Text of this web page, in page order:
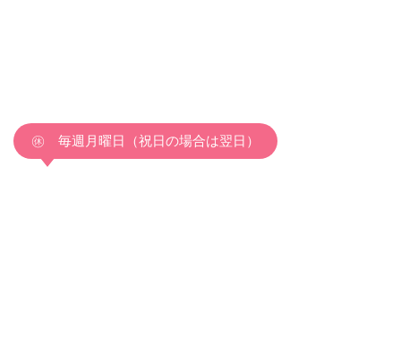
㊡ 毎週月曜日（祝日の場合は翌日）